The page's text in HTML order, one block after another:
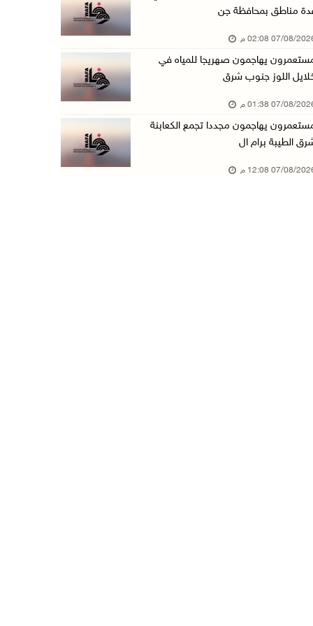
أسعار النفط تواصل الصعود وسط مخاوف بشأن مستقب ...
الذهب يتجه لأفضل أداء أسبوعي منذ كانون الثاني
قوات الاحتلال تنصب حاجزا عسكريا شرق بيت لحم
07/آب/2026 09:06 ص
مستعمرون بحماية قوات الاحتلال يقتحمون برك سلي ...
مناطق بمحافظة جن
08/2026 02:08 م
يهاجمون صهريجا للمياه في
اللوز جنوب شرق
08/2026 01:38 م
يهاجمون مجددا تجمع الكعابنة
الطيبة برام ال
08/2026 12:08 م